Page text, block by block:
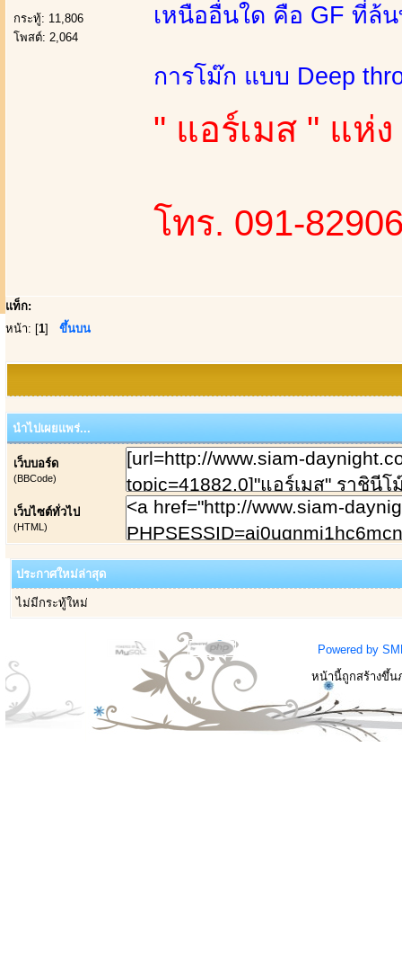
กระทู้: 11,806
โพสต์: 2,064
เหนืออื่นใด คือ GF ที่ล้
การโม๊ก แบบ Deep
" แอร์เมส " แห่
โทร. 091-
แท็ก:
หน้า: [1] ขึ้นบน
นำไปเผยแพร่...
เว็บบอร์ด
(BBCode)
เว็บไซต์ทั่วไป
(HTML)
ประกาศใหม่ล่าสุด
ไม่มีกระทู้ใหม่
Powered by
หน้านี้ถูกสร้างขึ้น